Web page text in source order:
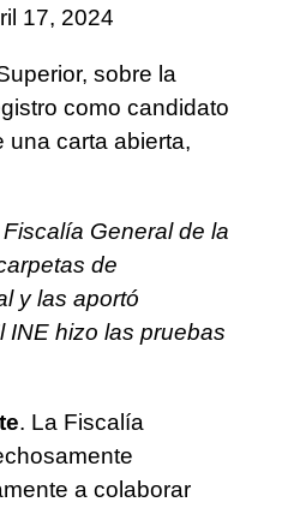
17, 2024
sobre la
como candidato
una carta abierta,
General de la
de
y las aportó
INE hizo las pruebas
. La Fiscalía
a colaborar